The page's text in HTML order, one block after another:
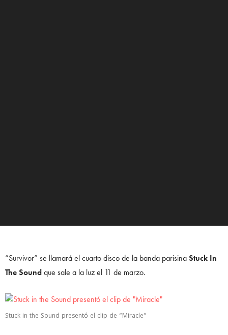
“Survivor” se llamará el cuarto disco de la banda parisinaStuck In
The Soundque sale a la luz el 11 de marzo.
Stuck in the Sound presentó el clip de “Miracle”